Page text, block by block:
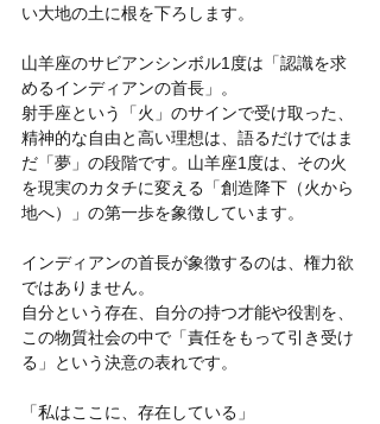
い大地の土に根を下ろします。
山羊座のサビアンシンボル1度は「認識を求
めるインディアンの首長」。
射手座という「火」のサインで受け取った、
精神的な自由と高い理想は、語るだけではま
だ「夢」の段階です。山羊座1度は、その火
を現実のカタチに変える「創造降下（火から
地へ）」の第一歩を象徴しています。
インディアンの首長が象徴するのは、権力欲
ではありません。
自分という存在、自分の持つ才能や役割を、
この物質社会の中で「責任をもって引き受け
る」という決意の表れです。
「私はここに、存在している」